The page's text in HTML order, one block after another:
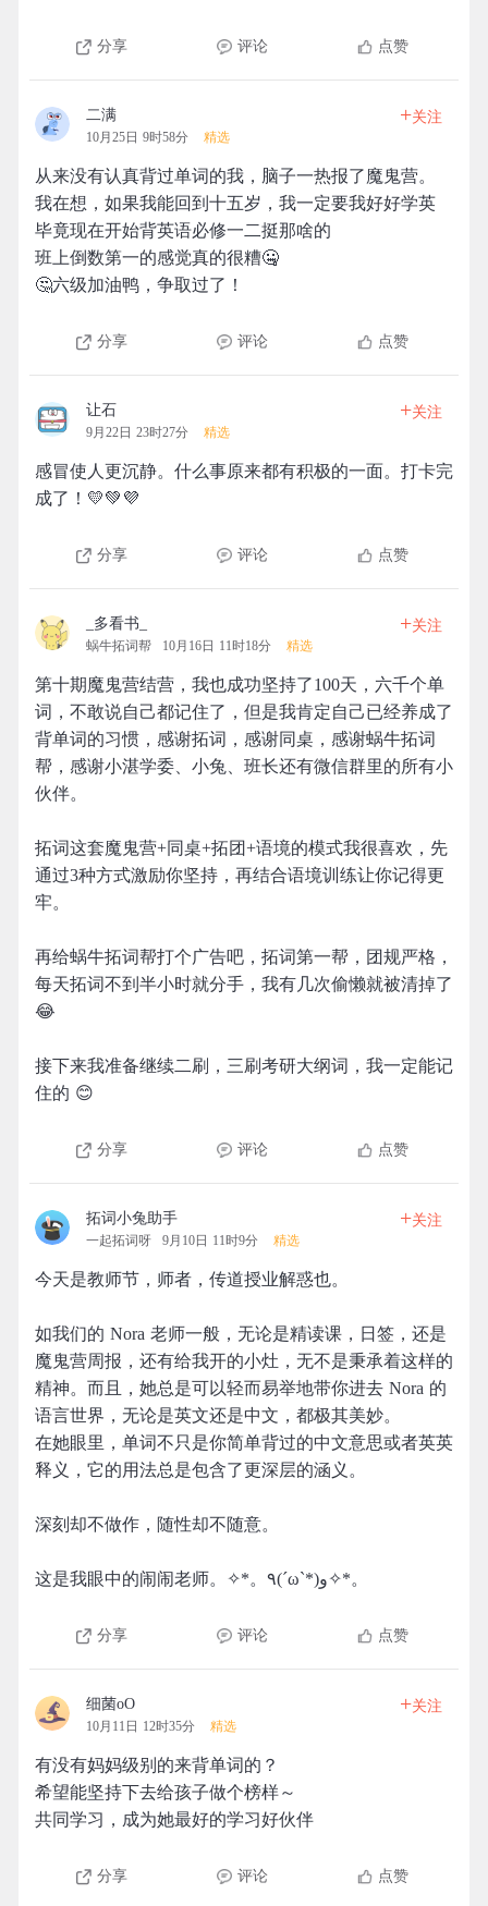
分享 评论 点赞
二满
10月25日 9时58分 精选
+关注
从来没有认真背过单词的我，脑子一热报了魔鬼营。
我在想，如果我能回到十五岁，我一定要我好好学英
毕竟现在开始背英语必修一二挺那啥的
班上倒数第一的感觉真的很糟🤐
🤔六级加油鸭，争取过了！
分享 评论 点赞
让石
9月22日 23时27分 精选
+关注
感冒使人更沉静。什么事原来都有积极的一面。打卡完
成了！💛💚💜
分享 评论 点赞
_多看书_
蜗牛拓词帮 10月16日 11时18分 精选
+关注
第十期魔鬼营结营，我也成功坚持了100天，六千个单
词，不敢说自己都记住了，但是我肯定自己已经养成了
背单词的习惯，感谢拓词，感谢同桌，感谢蜗牛拓词
帮，感谢小湛学委、小兔、班长还有微信群里的所有小
伙伴。
拓词这套魔鬼营+同桌+拓团+语境的模式我很喜欢，先
通过3种方式激励你坚持，再结合语境训练让你记得更
牢。
再给蜗牛拓词帮打个广告吧，拓词第一帮，团规严格，
每天拓词不到半小时就分手，我有几次偷懒就被清掉了
😂
接下来我准备继续二刷，三刷考研大纲词，我一定能记
住的 😊
分享 评论 点赞
拓词小兔助手
一起拓词呀 9月10日 11时9分 精选
+关注
今天是教师节，师者，传道授业解惑也。
如我们的 Nora 老师一般，无论是精读课，日签，还是
魔鬼营周报，还有给我开的小灶，无不是秉承着这样的
精神。而且，她总是可以轻而易举地带你进去 Nora 的
语言世界，无论是英文还是中文，都极其美妙。
在她眼里，单词不只是你简单背过的中文意思或者英英
释义，它的用法总是包含了更深层的涵义。
深刻却不做作，随性却不随意。
这是我眼中的闹闹老师。✧*。٩(ˊωˋ*)و✧*。
分享 评论 点赞
细菌oO
10月11日 12时35分 精选
+关注
有没有妈妈级别的来背单词的？
希望能坚持下去给孩子做个榜样～
共同学习，成为她最好的学习好伙伴
分享 评论 点赞